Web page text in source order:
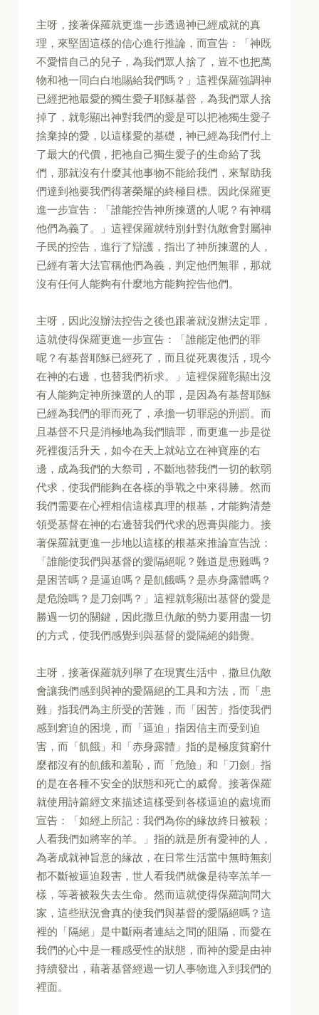
主呀，接著保羅就更進一步透過神已經成就的真
理，來堅固這樣的信心進行推論，而宣告：「神既
不愛惜自己的兒子，為我們眾人捨了，豈不也把萬
物和祂一同白白地賜給我們嗎？」這裡保羅強調神
已經把祂最愛的獨生愛子耶穌基督，為我們眾人捨
掉了，就彰顯出神對我們的愛是可以把祂獨生愛子
捨棄掉的愛，以這樣愛的基礎，神已經為我們付上
了最大的代價，把祂自己獨生愛子的生命給了我
們，那就沒有什麼其他事物不能給我們，來幫助我
們達到祂要我們得著榮耀的終極目標。因此保羅更
進一步宣告：「誰能控告神所揀選的人呢？有神稱
他們為義了。」這裡保羅就特別針對仇敵會對屬神
子民的控告，進行了辯護，指出了神所揀選的人，
已經有著大法官稱他們為義，判定他們無罪，那就
沒有任何人能夠有什麼地方能夠控告他們。
主呀，因此沒辦法控告之後也跟著就沒辦法定罪，
這就使得保羅更進一步宣告：「誰能定他們的罪
呢？有基督耶穌已經死了，而且從死裏復活，現今
在神的右邊，也替我們祈求。」這裡保羅彰顯出沒
有人能夠定神所揀選的人的罪，是因為有基督耶穌
已經為我們的罪而死了，承擔一切罪惡的刑罰。而
且基督不只是消極地為我們贖罪，而更進一步是從
死裡復活升天，如今在天上就站立在神寶座的右
邊，成為我們的大祭司，不斷地替我們一切的軟弱
代求，使我們能夠在各樣的爭戰之中來得勝。然而
我們需要在心裡相信這樣真理的根基，才能夠清楚
領受基督在神的右邊替我們代求的恩膏與能力。接
著保羅就更進一步地以這樣的根基來推論宣告說：
「誰能使我們與基督的愛隔絕呢？難道是患難嗎？
是困苦嗎？是逼迫嗎？是飢餓嗎？是赤身露體嗎？
是危險嗎？是刀劍嗎？」這裡就彰顯出基督的愛是
勝過一切的關鍵，因此撒旦仇敵的勢力要用盡一切
的方式，使我們感覺到與基督的愛隔絕的錯覺。
主呀，接著保羅就列舉了在現實生活中，撒旦仇敵
會讓我們感到與神的愛隔絕的工具和方法，而「患
難」指我們為主所受的苦難，而「困苦」指使我們
感到窘迫的困境，而「逼迫」指因信主而受到迫
害，而「飢餓」和「赤身露體」指的是極度貧窮什
麼都沒有的飢餓和羞恥，而「危險」和「刀劍」指
的是在各種不安全的狀態和死亡的威脅。接著保羅
就使用詩篇經文來描述這樣受到各樣逼迫的處境而
宣告：「如經上所記：我們為你的緣故終日被殺；
人看我們如將宰的羊。」指的就是所有愛神的人，
為著成就神旨意的緣故，在日常生活當中無時無刻
都不斷被逼迫殺害，世人看我們就像是待宰羔羊一
樣，等著被殺失去生命。然而這就使得保羅詢問大
家，這些狀況會真的使我們與基督的愛隔絕嗎？這
裡的「隔絕」是中斷兩者連結之間的阻隔，而愛在
我們的心中是一種感受性的狀態，而神的愛是由神
持續發出，藉著基督經過一切人事物進入到我們的
裡面。